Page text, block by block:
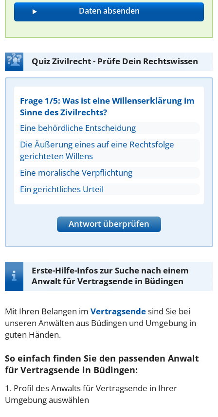
Quiz Zivilrecht - Prüfe Dein Rechtswissen
Frage 1/5: Was ist eine Willenserklärung im
Sinne des Zivilrechts?
Eine behördliche Entscheidung
Die Äußerung eines auf eine Rechtsfolge
gerichteten Willens
Eine moralische Verpflichtung
Ein gerichtliches Urteil
Antwort überprüfen
Erste-Hilfe-Infos zur Suche nach einem
Anwalt für Vertragsende in Büdingen
Mit Ihren Belangen im Vertragsendesind Sie bei
unseren Anwälten aus Büdingen und Umgebung in
guten Händen.
So einfach finden Sie den passenden Anwalt
für Vertragsende in Büdingen:
1. Profil des Anwalts für Vertragsende in Ihrer
Umgebung auswählen